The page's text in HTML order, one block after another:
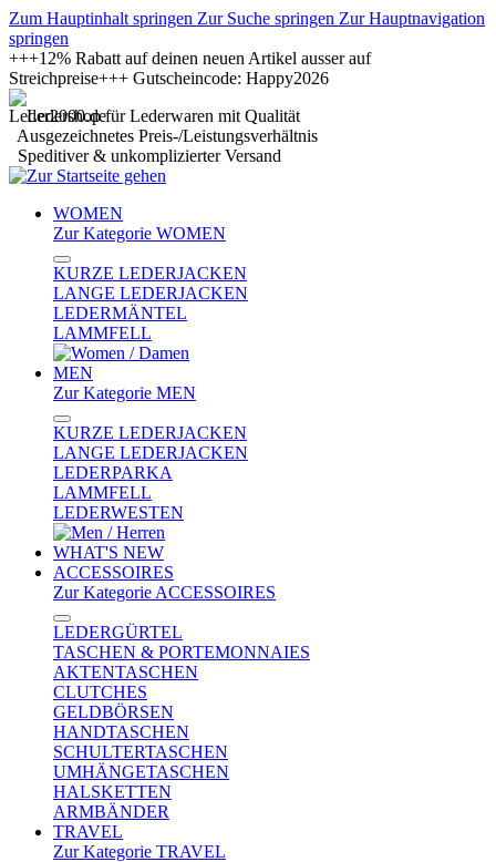
Zum Hauptinhalt springen Zur Suche springen Zur Hauptnavigation
springen
+++12% Rabatt auf deinen neuen Artikel ausser auf
Streichpreise+++ Gutscheincode: Happy2026
Ledershop für Lederwaren mit Qualität
Ausgezeichnetes Preis-/Leistungsverhältnis
Speditiver & unkomplizierter Versand
WOMEN
Zur Kategorie WOMEN
KURZE LEDERJACKEN
LANGE LEDERJACKEN
LEDERMÄNTEL
LAMMFELL
MEN
Zur Kategorie MEN
KURZE LEDERJACKEN
LANGE LEDERJACKEN
LEDERPARKA
LAMMFELL
LEDERWESTEN
WHAT'S NEW
ACCESSOIRES
Zur Kategorie ACCESSOIRES
LEDERGÜRTEL
TASCHEN & PORTEMONNAIES
AKTENTASCHEN
CLUTCHES
GELDBÖRSEN
HANDTASCHEN
SCHULTERTASCHEN
UMHÄNGETASCHEN
HALSKETTEN
ARMBÄNDER
TRAVEL
Zur Kategorie TRAVEL